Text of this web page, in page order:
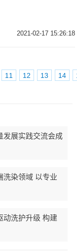
2021-02-17 15:26:18
11 12 13 14
发展实践交流会成
洗染领域 以专业
动洗护升级 构建